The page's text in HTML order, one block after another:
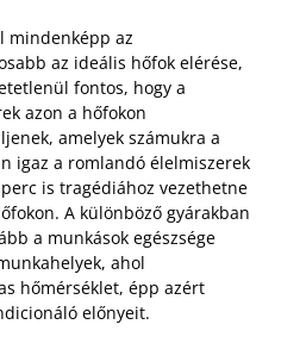
mindenképp az
az ideális hőfok elérése,
fontos, hogy a
azon a hőfokon
amelyek számukra a
igaz a romlandó élelmiszerek
is tragédiához vezethetne
A különböző gyárakban
a munkások egészsége
ahol
hőmérséklet, épp azért
előnyeit.